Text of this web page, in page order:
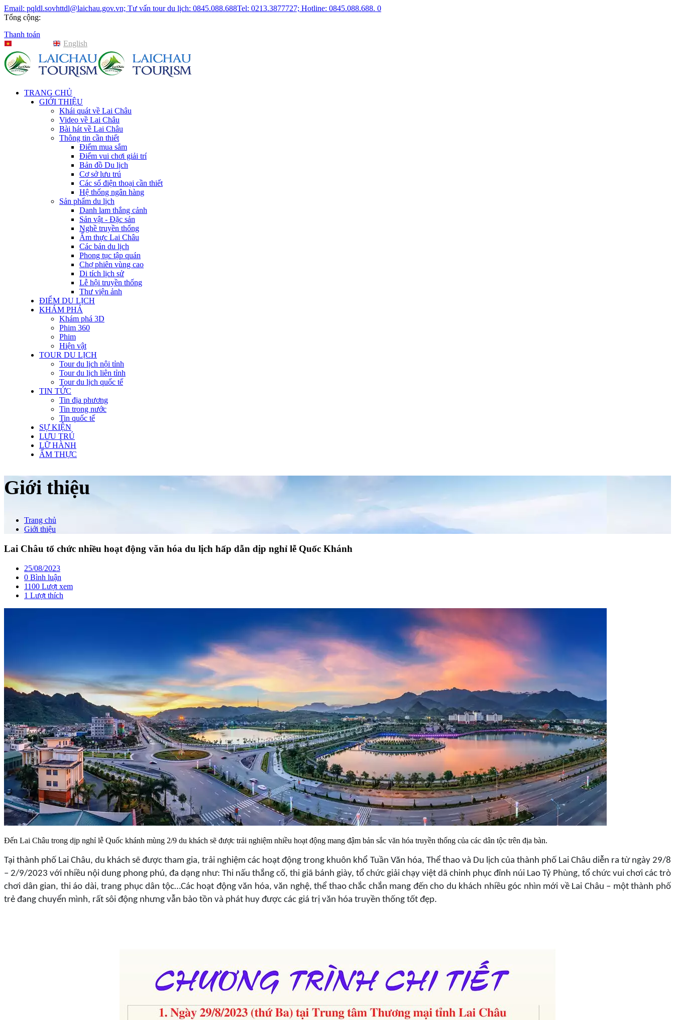
Email: pqldl.sovhttdl@laichau.gov.vn; Tư vấn tour du lịch: 0845.088.688Tel: 0213.3877727; Hotline: 0845.088.688. 0
Tổng cộng:
Thanh toán
English
TRANG CHỦ
GIỚI THIỆU
Khái quát về Lai Châu
Video về Lai Châu
Bài hát về Lai Châu
Thông tin cần thiết
Điểm mua sắm
Điểm vui chơi giải trí
Bản đồ Du lịch
Cơ sở lưu trú
Các số điện thoại cần thiết
Hệ thống ngân hàng
Sản phẩm du lịch
Danh lam thắng cảnh
Sản vật - Đặc sản
Nghề truyền thống
Ẩm thực Lai Châu
Các bản du lịch
Phong tục tập quán
Chợ phiên vùng cao
Di tích lịch sử
Lễ hội truyền thống
Thư viện ảnh
ĐIỂM DU LỊCH
KHÁM PHÁ
Khám phá 3D
Phim 360
Phim
Hiện vật
TOUR DU LỊCH
Tour du lịch nội tỉnh
Tour du lịch liên tỉnh
Tour du lịch quốc tế
TIN TỨC
Tin địa phương
Tin trong nước
Tin quốc tế
SỰ KIỆN
LƯU TRÚ
LỮ HÀNH
ẨM THỰC
Giới thiệu
Trang chủ
Giới thiệu
Lai Châu tổ chức nhiều hoạt động văn hóa du lịch hấp dẫn dịp nghỉ lễ Quốc Khánh
25/08/2023
0 Bình luận
1100 Lượt xem
1 Lượt thích
Đến Lai Châu trong dịp nghỉ lễ Quốc khánh mùng 2/9 du khách sẽ được trải nghiệm nhiều hoạt động mang đậm bản sắc văn hóa truyền thống của các dân tộc trên địa bàn.
Tại thành phố Lai Châu, du khách sẽ được tham gia, trải nghiệm các hoạt động trong khuôn khổ Tuần Văn hóa, Thể thao và Du lịch của thành phố Lai Châu diễn ra từ ngày 29/8
– 2/9/2023 với nhiều nội dung phong phú, đa dạng như: Thi nấu thắng cố, thi giã bánh giày, tổ chức giải chạy việt dã chinh phục đỉnh núi Lao Tỷ Phùng, tổ chức vui chơi các trò
chơi dân gian, thi áo dài, trang phục dân tộc…Các hoạt động văn hóa, văn nghệ, thể thao chắc chắn mang đến cho du khách nhiều góc nhìn mới về Lai Châu – một thành phố
trẻ đang chuyển mình, rất sôi động nhưng vẫn bảo tồn và phát huy được các giá trị văn hóa truyền thống tốt đẹp.